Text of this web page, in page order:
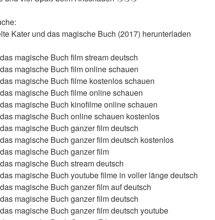
Kater und das magische Buch (2017) herunterladen
magische Buch film stream deutsch
magische Buch film online schauen
magische Buch filme kostenlos schauen
magische Buch filme online schauen
magische Buch kinofilme online schauen
magische Buch online schauen kostenlos
magische Buch ganzer film deutsch
magische Buch ganzer film deutsch kostenlos
magische Buch ganzer film
magische Buch stream deutsch
magische Buch youtube filme in voller länge deutsch
magische Buch ganzer film auf deutsch
magische Buch ganzer film deutsch
magische Buch ganzer film deutsch youtube